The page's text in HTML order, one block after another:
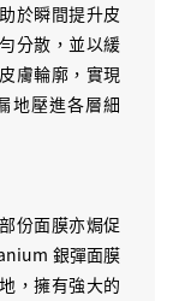
於瞬間提升皮
分散，並以緩
膚輪廓，實現
地壓進各層細
份面膜亦焗促
銀彈面膜
，擁有強大的